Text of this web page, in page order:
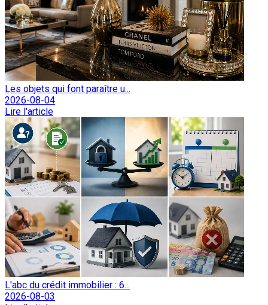
Les objets qui font paraître u...
2026-08-04
Lire l'article
L'abc du crédit immobilier : 6...
2026-08-03